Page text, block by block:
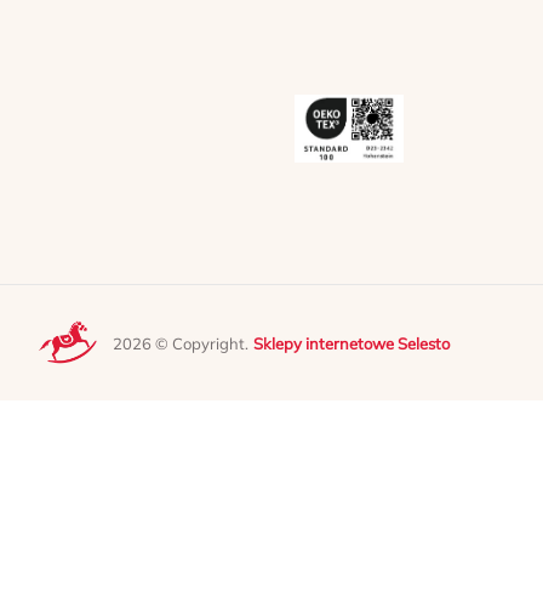
2026 © Copyright. Sklepy internetowe Selesto